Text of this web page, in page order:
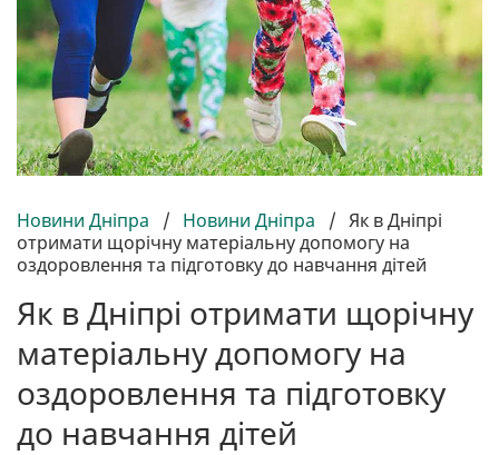
Новини Дніпра / Новини Дніпра / Як в Дніпрі
отримати щорічну матеріальну допомогу на
оздоровлення та підготовку до навчання дітей
Як в Дніпрі отримати щорічну
матеріальну допомогу на
оздоровлення та підготовку
до навчання дітей